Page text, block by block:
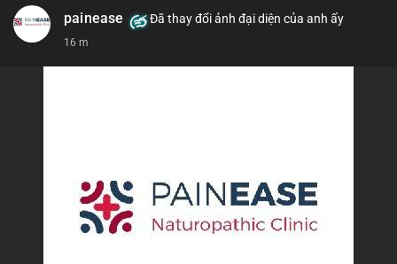
painease Đã thay đổi ảnh đại diện của anh ấy
16 m